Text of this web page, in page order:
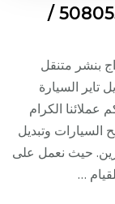
تبديل تواير السيارات العيون / 50805535‬ /
بنشر متنقل
تاير السيارة
عملائنا الكرام
السيارات وتبديل
حيث نعمل على
…